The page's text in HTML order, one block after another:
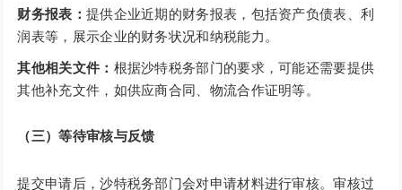
财务报表： 提供企业近期的财务报表，包括资产负债表、利
润表等，展示企业的财务状况和纳税能力。
其他相关文件： 根据沙特税务部门的要求，可能还需要提供
其他补充文件，如供应商合同、物流合作证明等。
（三）等待审核与反馈
提交申请后，沙特税务部门会对申请材料进行审核。审核过